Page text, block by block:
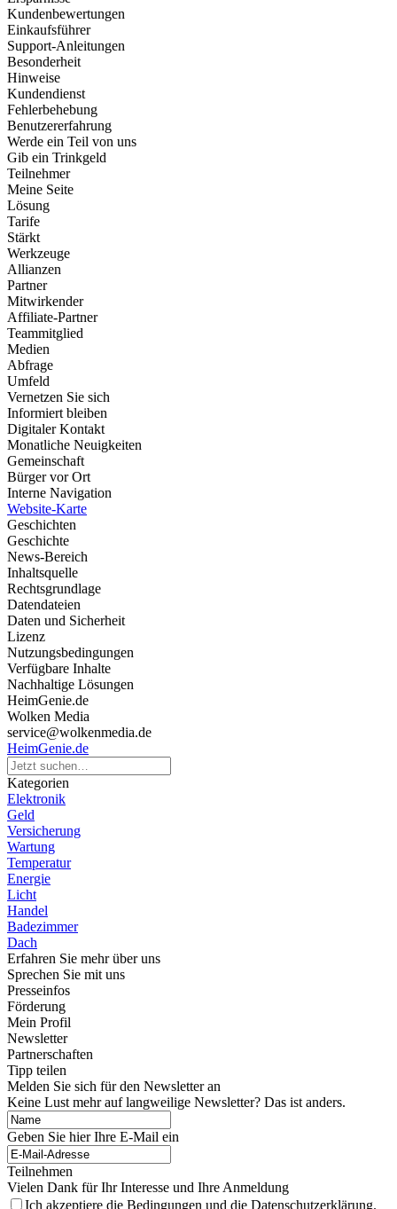
Kundenbewertungen
Einkaufsführer
Support-Anleitungen
Besonderheit
Hinweise
Kundendienst
Fehlerbehebung
Benutzererfahrung
Werde ein Teil von uns
Gib ein Trinkgeld
Teilnehmer
Meine Seite
Lösung
Tarife
Stärkt
Werkzeuge
Allianzen
Partner
Mitwirkender
Affiliate-Partner
Teammitglied
Medien
Abfrage
Umfeld
Vernetzen Sie sich
Informiert bleiben
Digitaler Kontakt
Monatliche Neuigkeiten
Gemeinschaft
Bürger vor Ort
Interne Navigation
Website-Karte
Geschichten
Geschichte
News-Bereich
Inhaltsquelle
Rechtsgrundlage
Datendateien
Daten und Sicherheit
Lizenz
Nutzungsbedingungen
Verfügbare Inhalte
Nachhaltige Lösungen
HeimGenie.de
Wolken Media
service@wolkenmedia.de
HeimGenie.de
Kategorien
Elektronik
Geld
Versicherung
Wartung
Temperatur
Energie
Licht
Handel
Badezimmer
Dach
Erfahren Sie mehr über uns
Sprechen Sie mit uns
Presseinfos
Förderung
Mein Profil
Newsletter
Partnerschaften
Tipp teilen
Melden Sie sich für den Newsletter an
Keine Lust mehr auf langweilige Newsletter? Das ist anders.
Geben Sie hier Ihre E-Mail ein
Teilnehmen
Vielen Dank für Ihr Interesse und Ihre Anmeldung
Ich akzeptiere die Bedingungen und die Datenschutzerklärung.